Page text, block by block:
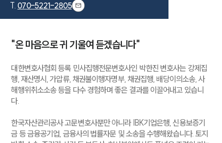
T. 070-5221-2805
"온 마음으로 귀 기울여 듣겠습니다"
대한변호사협회 등록 민사집행전문변호사인 박한진 변호사는 강제집
행, 재산명시, 가압류, 채권불이행자명부, 채권집행, 배당이의소송, 사
해행위취소소송 등을 다수 경험하며 좋은 결과를 이끌어내고 있습니
다.
한국자산관리공사 고문변호사뿐만 아니라 IBK기업은행, 신용보증기
금 등 금융공기업, 금융사의 법률자문 및 소송을 수행해왔습니다. 토지